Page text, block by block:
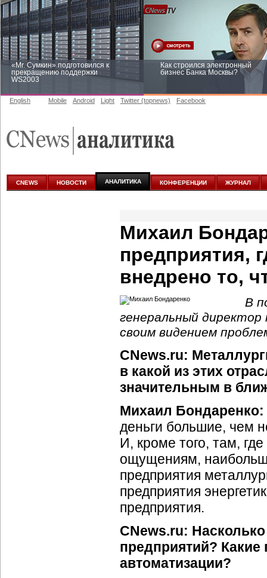
«Mr. Сумкин» подготовился к
прекращению поддержки
WS2003
Как строился электронный
бизнес Банка Москвы?
аналитике
English Mobile Android Light Twitter (topnews) Facebook
CNEWS НОВОСТИ АНАЛИТИКА КОНФЕРЕНЦИИ ЖУРНАЛ
Михаил
предприятия,
внедрено то,
В
генеральный директор
своим видением
CNews.ru:
в какой из этих
значительным в
Михаил Бондаренко:
деньги большие, чем
И, кроме того, там,
ощущениям,
предприятия
предприятия
предприятия.
CNews.ru:
предприятий?
автоматизации?